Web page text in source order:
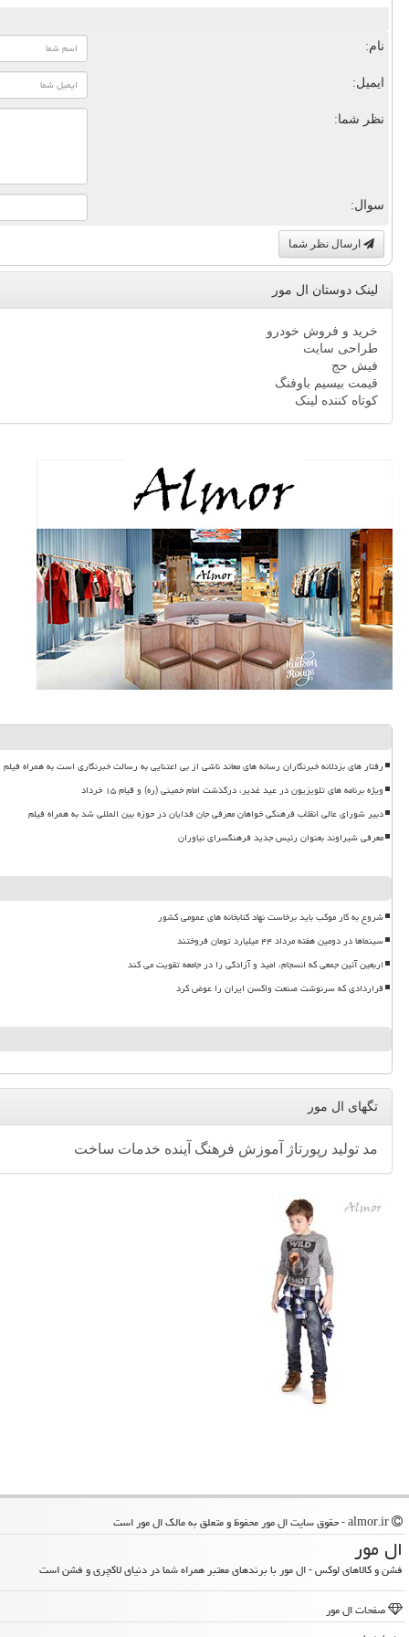
نام:
ایمیل:
نظر شما:
سوال:
ارسال نظر شما
لینک دوستان ال مور
خرید و فروش خودرو
طراحی سایت
فیش حج
قیمت بیسیم باوفنگ
کوتاه کننده لینک
رفتار های بزدلانه خبرنگاران رسانه های معاند ناشی از بی اعتنایی به رسالت خبرنگاری است به همراه فیلم
ویژه برنامه های تلویزیون در عید غدیر، درگذشت امام خمینی (ره) و قیام ۱۵ خرداد
دبیر شورای عالی انقلاب فرهنگی خواهان معرفی جان فدایان در حوزه بین المللی شد به همراه فیلم
معرفی شیراوند بعنوان رئیس جدید فرهنگسرای نیاوران
شروع به کار موکب باید برخاست نهاد کتابخانه های عمومی کشور
سینماها در دومین هفته مرداد ۴۴ میلیارد تومان فروختند
اربعین آئین جمعی که انسجام، امید و آزادگی را در جامعه تقویت می کند
قراردادی که سرنوشت صنعت واکسن ایران را عوض کرد
تگهای ال مور
مد تولید رپورتاژ آموزش فرهنگ آینده خدمات ساخت
ال مور
فشن و کالاهای لوکس - ال مور با برندهای معتبر همراه شما در دنیای لاکچری و فشن است
صفحات ال مور